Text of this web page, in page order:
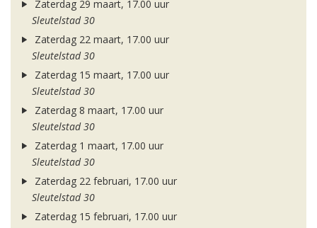
Zaterdag 29 maart, 17.00 uur
Sleutelstad 30
Zaterdag 22 maart, 17.00 uur
Sleutelstad 30
Zaterdag 15 maart, 17.00 uur
Sleutelstad 30
Zaterdag 8 maart, 17.00 uur
Sleutelstad 30
Zaterdag 1 maart, 17.00 uur
Sleutelstad 30
Zaterdag 22 februari, 17.00 uur
Sleutelstad 30
Zaterdag 15 februari, 17.00 uur